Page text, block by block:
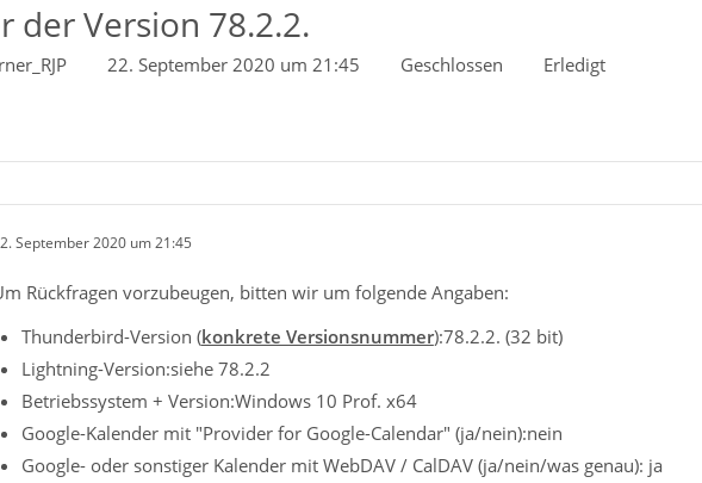
der Version 78.2.2.
22. September 2020 um 21:45 Geschlossen Erledigt
September 2020 um 21:45
Rückfragen vorzubeugen, bitten wir um folgende Angaben:
Thunderbird-Version (konkrete Versionsnummer):78.2.2. (32 bit)
Lightning-Version:siehe 78.2.2
Betriebssystem + Version:Windows 10 Prof. x64
Google-Kalender mit "Provider for Google-Calendar" (ja/nein):nein
Google- oder sonstiger Kalender mit WebDAV / CalDAV (ja/nein/was genau): ja